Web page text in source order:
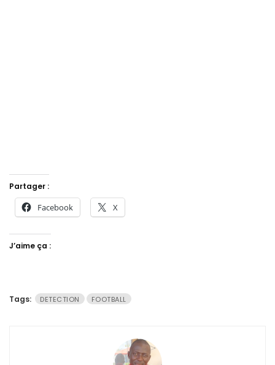
Partager :
Facebook X
J’aime ça :
Tags: DETECTION FOOTBALL